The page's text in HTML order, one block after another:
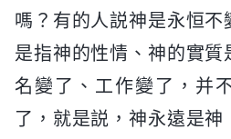
嗎？有的人説神是永恒不
是指神的性情、神的實
名變了、工作變了，并
了，就是説，神永遠是神